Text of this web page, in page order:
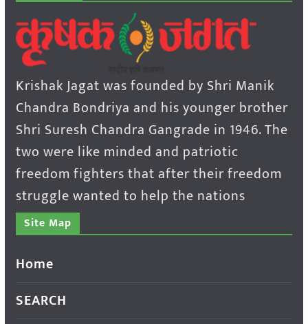
Krishak Jagat was founded by Shri Manik
Chandra Bondriya and his younger brother
Shri Suresh Chandra Gangrade in 1946. The
two were like minded and patriotic
freedom fighters that after their freedom
struggle wanted to help the nations
Site Map
Home
SEARCH